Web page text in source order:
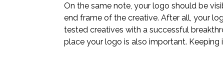
On the same note, your logo should be
end frame of the creative. After all, your
tested creatives with a successful
place your logo is also important.